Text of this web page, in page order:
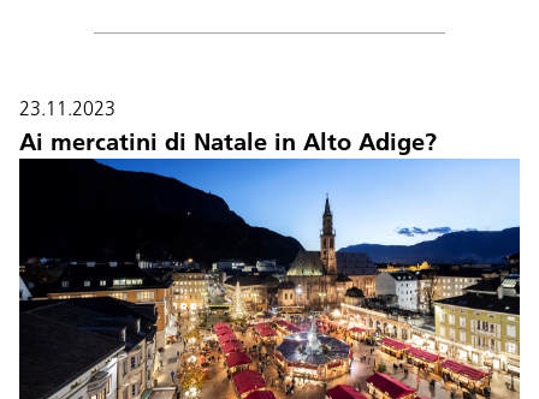
23.11.2023
Ai mercatini di Natale in Alto Adige?